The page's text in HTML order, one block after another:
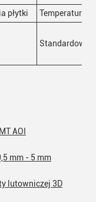
płytki
Standardowy
AOI
mm - 5 mm
lutowniczej 3D